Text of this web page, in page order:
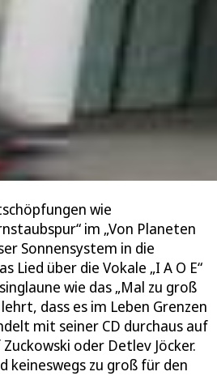
wie
im „Von Planeten
Sonnensystem in die
Lied über die Vokale „I A O E“
wie das „Mal zu groß
dass es im Leben Grenzen
mit seiner CD durchaus auf
oder Detlev Jöcker.
keineswegs zu groß für den